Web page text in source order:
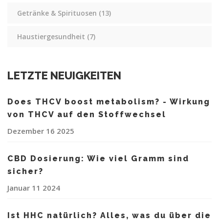
Getränke & Spirituosen (13)
Haustiergesundheit (7)
LETZTE NEUIGKEITEN
Does THCV boost metabolism? - Wirkung
von THCV auf den Stoffwechsel
Dezember 16 2025
CBD Dosierung: Wie viel Gramm sind
sicher?
Januar 11 2024
Ist HHC natürlich? Alles, was du über die